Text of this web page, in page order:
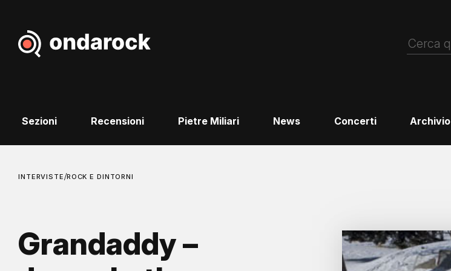
Sezioni Recensioni Pietre Miliari News Concerti Archivio
INTERVISTE/ROCK E DINTORNI
Grandaddy –